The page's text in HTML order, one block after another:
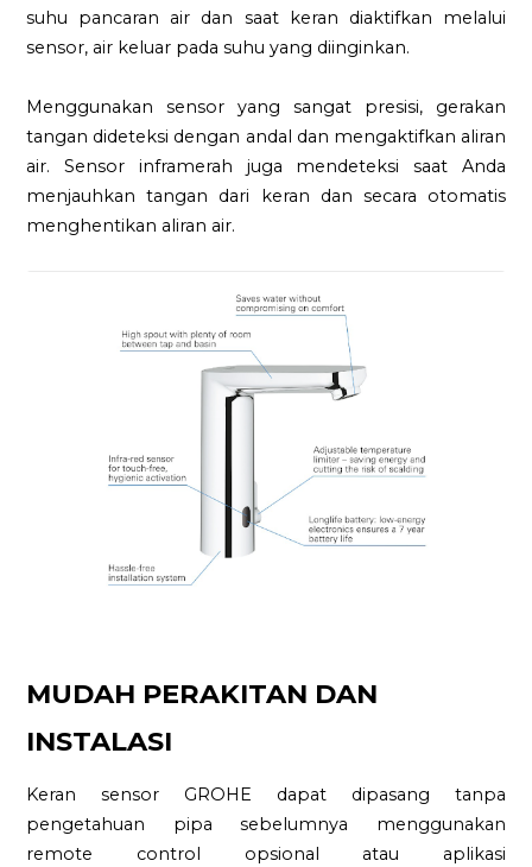
suhu pancaran air dan saat keran diaktifkan melalui
sensor, air keluar pada suhu yang diinginkan.
Menggunakan sensor yang sangat presisi, gerakan
tangan dideteksi dengan andal dan mengaktifkan aliran
air. Sensor inframerah juga mendeteksi saat Anda
menjauhkan tangan dari keran dan secara otomatis
menghentikan aliran air.
MUDAH PERAKITAN DAN
INSTALASI
Keran sensor GROHE dapat dipasang tanpa
pengetahuan pipa sebelumnya menggunakan
remote control opsional atau aplikasi